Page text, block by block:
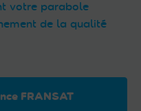
votre parabole
de la qualité
FRANSAT